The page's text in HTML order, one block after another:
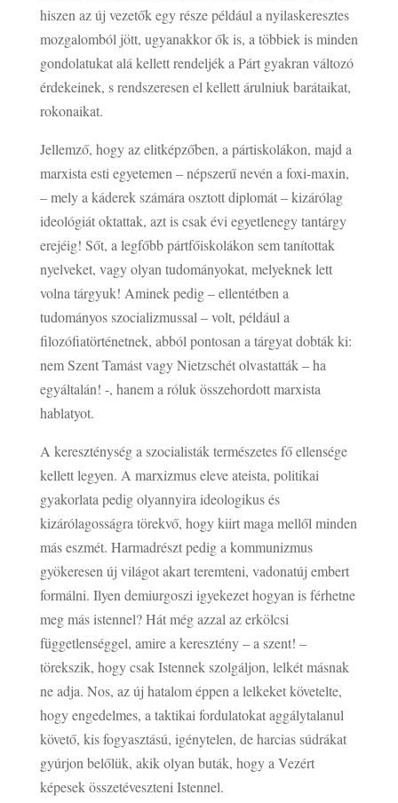
hiszen az új vezetők egy része például a nyilaskeresztes
mozgalomból jött, ugyanakkor ők is, a többiek is minden
gondolatukat alá kellett rendeljék a Párt gyakran változó
érdekeinek, s rendszeresen el kellett árulniuk barátaikat,
rokonaikat.
Jellemző, hogy az elitképzőben, a pártiskolákon, majd a
marxista esti egyetemen – népszerű nevén a foxi-maxin,
– mely a káderek számára osztott diplomát – kizárólag
ideológiát oktattak, azt is csak évi egyetlenegy tantárgy
erejéig! Sőt, a legfőbb pártfőiskolákon sem tanítottak
nyelveket, vagy olyan tudományokat, melyeknek lett
volna tárgyuk! Aminek pedig – ellentétben a
tudományos szocializmussal – volt, például a
filozófiatörténetnek, abból pontosan a tárgyat dobták ki:
nem Szent Tamást vagy Nietzschét olvastatták – ha
egyáltalán! -, hanem a róluk összehordott marxista
hablatyot.
A kereszténység a szocialisták természetes fő ellensége
kellett legyen. A marxizmus eleve ateista, politikai
gyakorlata pedig olyannyira ideologikus és
kizárólagosságra törekvő, hogy kiirt maga mellől minden
más eszmét. Harmadrészt pedig a kommunizmus
gyökeresen új világot akart teremteni, vadonatúj embert
formálni. Ilyen demiurgoszi igyekezet hogyan is férhetne
meg más istennel? Hát még azzal az erkölcsi
függetlenséggel, amire a keresztény – a szent! –
törekszik, hogy csak Istennek szolgáljon, lelkét másnak
ne adja. Nos, az új hatalom éppen a lelkeket követelte,
hogy engedelmes, a taktikai fordulatokat aggálytalanul
követő, kis fogyasztású, igénytelen, de harcias súdrákat
gyúrjon belőlük, akik olyan buták, hogy a Vezért
képesek összetéveszteni Istennel.